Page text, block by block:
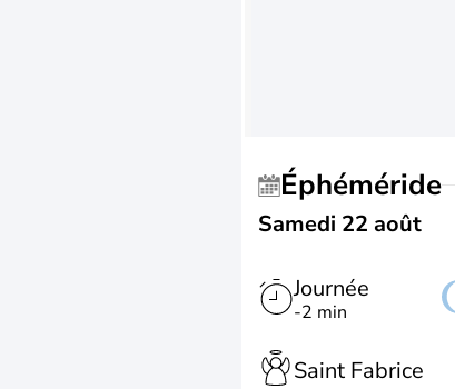
Éphéméride
Samedi 22 août
Journée
-2 min
Saint Fabrice